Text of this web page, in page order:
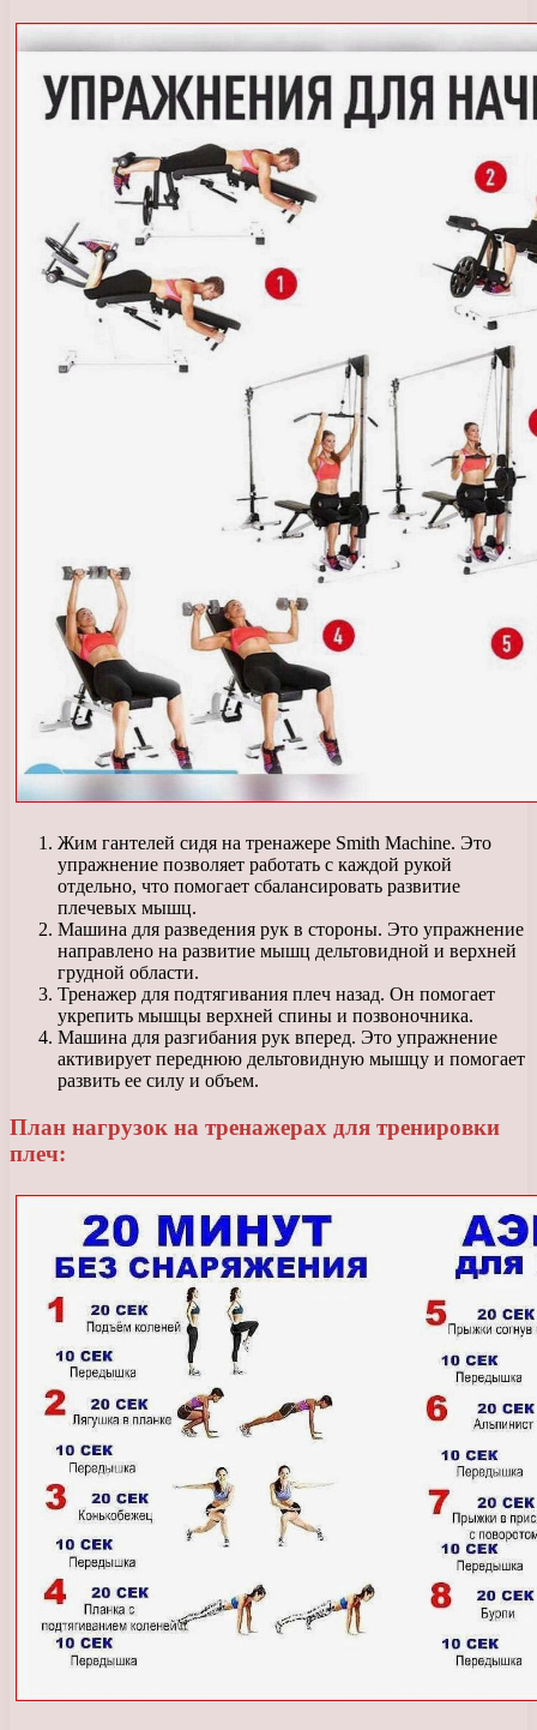
Жим гантелей сидя на тренажере Smith Machine. Это
упражнение позволяет работать с каждой рукой
отдельно, что помогает сбалансировать развитие
плечевых мышц.
Машина для разведения рук в стороны. Это упражнение
направлено на развитие мышц дельтовидной и верхней
грудной области.
Тренажер для подтягивания плеч назад. Он помогает
укрепить мышцы верхней спины и позвоночника.
Машина для разгибания рук вперед. Это упражнение
активирует переднюю дельтовидную мышцу и помогает
развить ее силу и объем.
План нагрузок на тренажерах для тренировки
плеч: